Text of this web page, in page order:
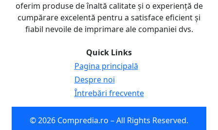
oferim produse de înaltă calitate și o experiență de
cumpărare excelentă pentru a satisface eficient și
fiabil nevoile de imprimare ale companiei dvs.
Quick Links
Pagina principală
Despre noi
Întrebări frecvente
© 2026 Compredia.ro – All Rights Reserved.